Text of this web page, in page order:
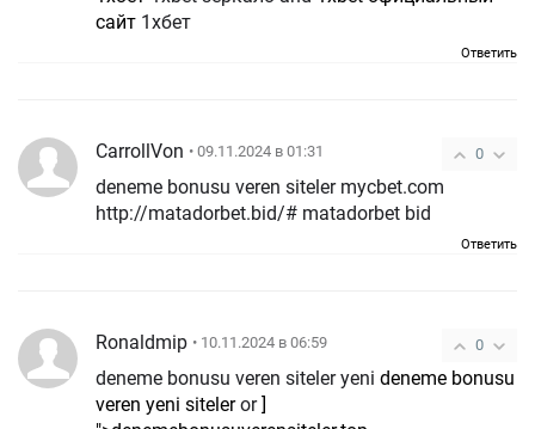
сайт 1хбет
Ответить
0
CarrollVon • 09.11.2024 в 01:31
deneme bonusu veren siteler mycbet.com
http://matadorbet.bid/# matadorbet bid
Ответить
0
Ronaldmip • 10.11.2024 в 06:59
deneme bonusu veren siteler yeni deneme bonusu
veren yeni siteleror]